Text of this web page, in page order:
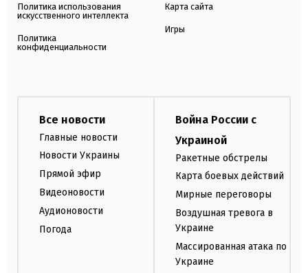
Политика использования
искусственного интеллекта
Политика
конфиденциальности
Карта сайта
Игры
Все новости
Главные новости
Новости Украины
Прямой эфир
Видеоновости
Аудионовости
Погода
Война России с
Украиной
Ракетные обстрелы
Карта боевых действий
Мирные переговоры
Воздушная тревога в
Украине
Массированная атака по
Украине